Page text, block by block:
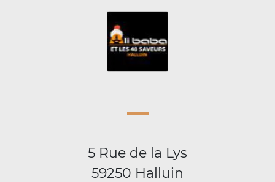
5 Rue de la Lys
59250 Halluin